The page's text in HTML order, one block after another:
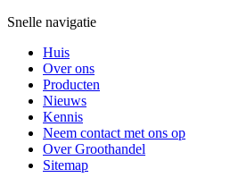
Snelle navigatie
Huis
Over ons
Producten
Nieuws
Kennis
Neem contact met ons op
Over Groothandel
Sitemap